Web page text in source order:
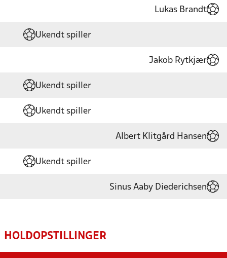
Lukas Brandt
Ukendt spiller
Jakob Rytkjær
Ukendt spiller
Ukendt spiller
Albert Klitgård Hansen
Ukendt spiller
Sinus Aaby Diederichsen
HOLDOPSTILLINGER